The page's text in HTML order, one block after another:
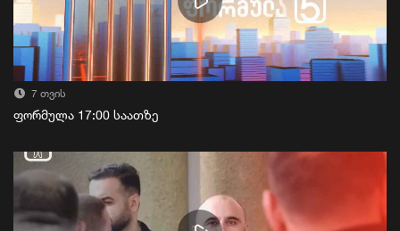
7 თვის
ფორმულა 17:00 საათზე